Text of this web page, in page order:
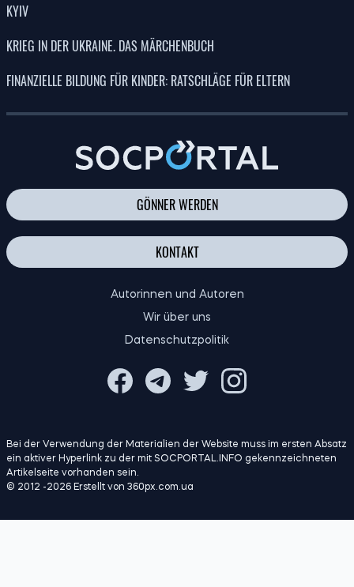
KYIV
KRIEG IN DER UKRAINE. DAS MÄRCHENBUCH
FINANZIELLE BILDUNG FÜR KINDER: RATSCHLÄGE FÜR ELTERN
GÖNNER WERDEN
KONTAKT
Autorinnen und Autoren
Wir über uns
Datenschutzpolitik
Bei der Verwendung der Materialien der Website muss im ersten Absatz
ein aktiver Hyperlink zu der mit SOCPORTAL.INFO gekennzeichneten
Artikelseite vorhanden sein.
© 2012 -2026 Erstellt von 360px.com.ua